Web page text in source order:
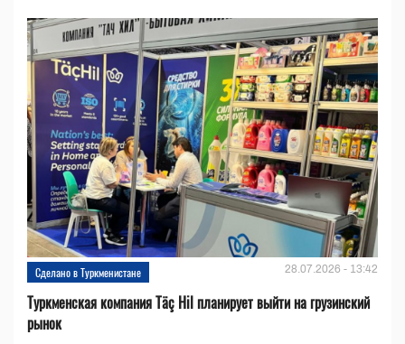
Сделано в Туркменистане 28.07.2026 - 13:42
Туркменская компания Täç Hil планирует выйти на грузинский
рынок